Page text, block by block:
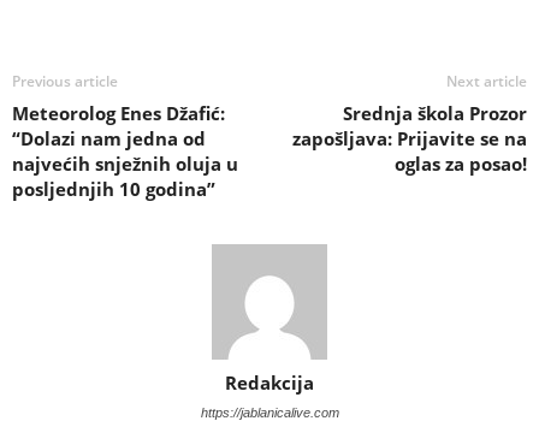
Previous article
Meteorolog Enes Džafić:
“Dolazi nam jedna od
najvećih snježnih oluja u
posljednjih 10 godina”
Next article
Srednja škola Prozor
zapošljava: Prijavite se na
oglas za posao!
Redakcija
https://jablanicalive.com